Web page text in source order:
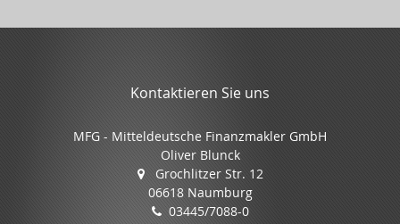
Kontaktieren Sie uns
MFG - Mitteldeutsche Finanzmakler GmbH
Oliver Blunck
Grochlitzer Str. 12
06618 Naumburg
03445/7088-0